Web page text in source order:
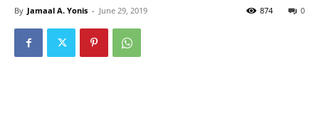
By Jamaal A. Yonis - June 29, 2019 0
874